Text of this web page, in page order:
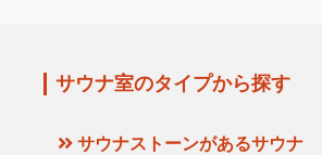
サウナ室のタイプから探す
サウナストーンがあるサウナ